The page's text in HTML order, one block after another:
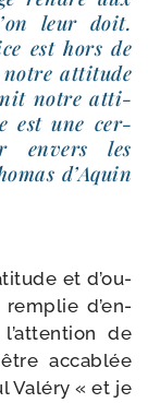
leur doit.
est hors de
atti­tude
notre atti­
est une cer­
envers les
d’Aquin
et d’ou­
rem­plie d’en­
de
acca­blée
Valéry « et je